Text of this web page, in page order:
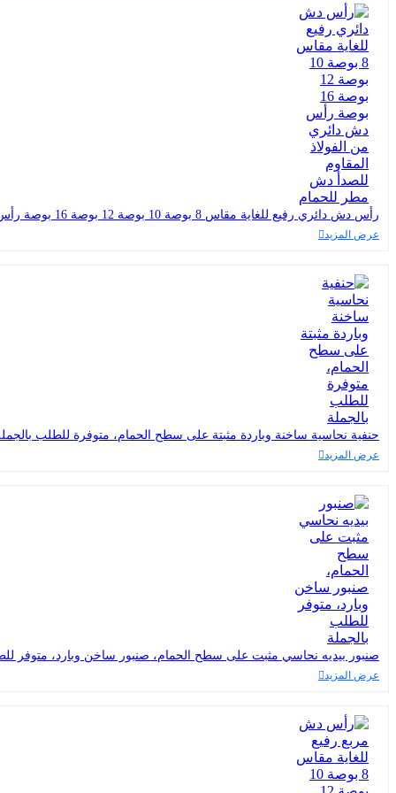
رأس دش دائري رفيع للغاية مقاس 8 بوصة 10 بوصة 12 بوصة 16 بوصة رأس دش دائري من الفولاذ المقاوم للصدأ دش مطر للحمام
عرض المزيد
حنفية نحاسية ساخنة وباردة مثبتة على سطح الحمام، متوفرة للطلب
عرض المزيد
صنبور بيديه نحاسي مثبت على سطح الحمام، صنبور ساخن وبارد، متوفر
عرض المزيد